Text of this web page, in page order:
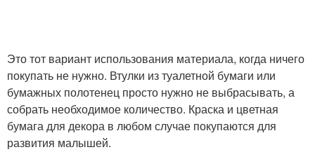
Это тот вариант использования материала, когда ничего
покупать не нужно. Втулки из туалетной бумаги или
бумажных полотенец просто нужно не выбрасывать, а
собрать необходимое количество. Краска и цветная
бумага для декора в любом случае покупаются для
развития малышей.